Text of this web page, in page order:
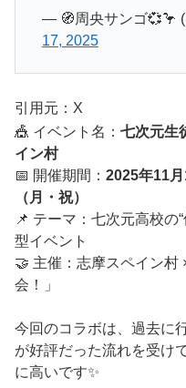
— 🧭周央サンゴ💞🦩
17, 2025
引用元：X
🎪 イベント名： 七次元生
イン村
📅 開催期間： 2025年11
（月・祝）
📌 テーマ：七次元高校の
型イベント
🤝 主催：志摩スペイン村
会！」
今回のコラボは、過去に
が好評だった流れを受け
に高いです✨